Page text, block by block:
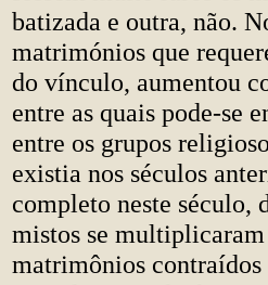
batizada e outra, não.
matrimónios que
do vínculo, aumentou
entre as quais pode-se
entre os grupos
existia nos séculos
completo neste século,
mistos se
matrimônios contraídos